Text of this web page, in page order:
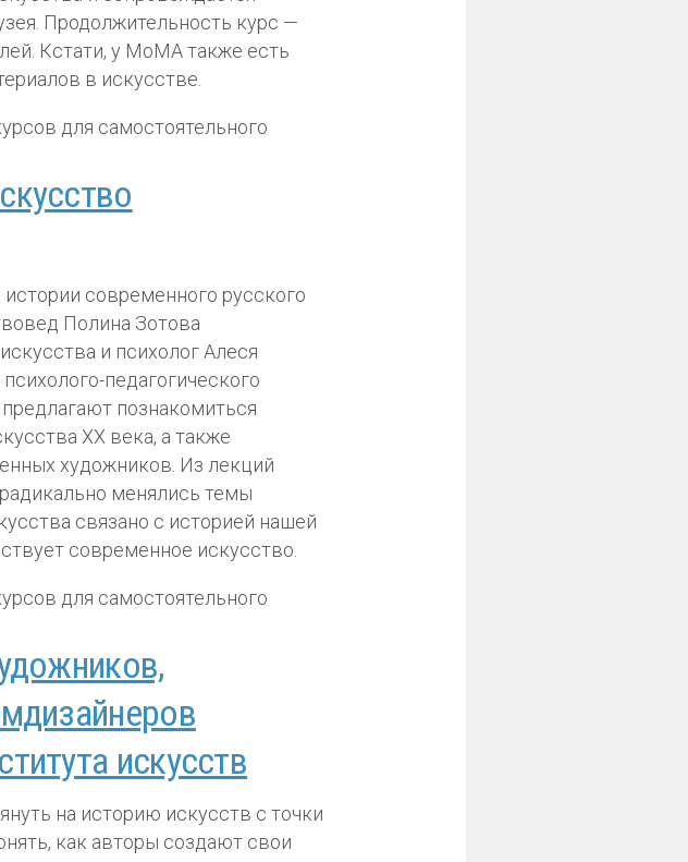
Продолжительность курс —
Кстати, у MoMA также есть
в искусстве.
современного русского
Полина Зотова
и психолог Алеся
педагогического
познакомиться
XX века, а также
художников. Из лекций
менялись темы
связано с историей нашей
современное искусство.
искусств
на историю искусств с точки
как авторы создают свои